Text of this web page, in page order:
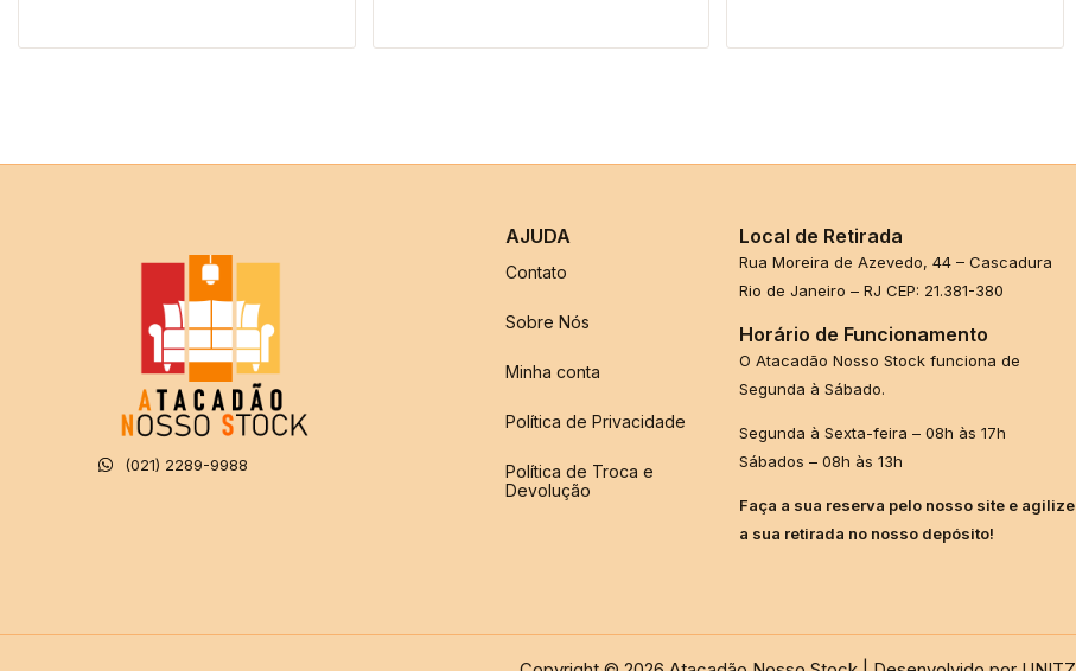
(021) 2289-9988
AJUDA
Contato
Sobre Nós
Minha conta
Política de Privacidade
Política de Troca e
Devolução
Local de Retirada
Rua Moreira de Azevedo, 44 – Cascadura
Rio de Janeiro – RJ CEP: 21.381-380
Horário de Funcionamento
O Atacadão Nosso Stock funciona de
Segunda à Sábado.
Segunda à Sexta-feira – 08h às 17h
Sábados – 08h às 13h
Faça a sua reserva pelo nosso site e agilize
a sua retirada no nosso depósito!